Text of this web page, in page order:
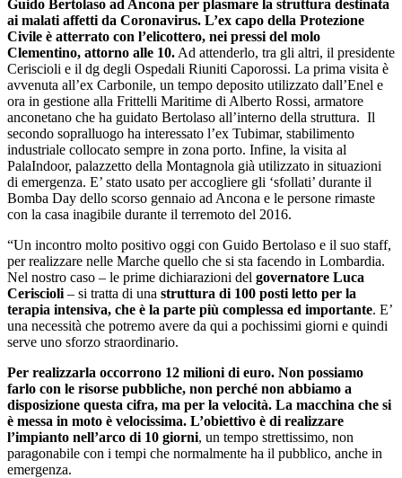
Guido Bertolaso ad Ancona per plasmare la struttura destinata
ai malati affetti da Coronavirus. L’ex capo della Protezione
Civile è atterrato con l’elicottero, nei pressi del molo
Clementino, attorno alle 10. Ad attenderlo, tra gli altri, il presidente
Ceriscioli e il dg degli Ospedali Riuniti Caporossi. La prima visita è
avvenuta all’ex Carbonile, un tempo deposito utilizzato dall’Enel e
ora in gestione alla Frittelli Maritime di Alberto Rossi, armatore
anconetano che ha guidato Bertolaso all’interno della struttura. Il
secondo sopralluogo ha interessato l’ex Tubimar, stabilimento
industriale collocato sempre in zona porto. Infine, la visita al
PalaIndoor, palazzetto della Montagnola già utilizzato in situazioni
di emergenza. E’ stato usato per accogliere gli ‘sfollati’ durante il
Bomba Day dello scorso gennaio ad Ancona e le persone rimaste
con la casa inagibile durante il terremoto del 2016.
“Un incontro molto positivo oggi con Guido Bertolaso e il suo staff,
per realizzare nelle Marche quello che si sta facendo in Lombardia.
Nel nostro caso – le prime dichiarazioni del governatore Luca
Ceriscioli – si tratta di una struttura di 100 posti letto per la
terapia intensiva, che è la parte più complessa ed importante. E’
una necessità che potremo avere da qui a pochissimi giorni e quindi
serve uno sforzo straordinario.
Per realizzarla occorrono 12 milioni di euro. Non possiamo
farlo con le risorse pubbliche, non perché non abbiamo a
disposizione questa cifra, ma per la velocità. La macchina che si
è messa in moto è velocissima. L’obiettivo è di realizzare
l’impianto nell’arco di 10 giorni, un tempo strettissimo, non
paragonabile con i tempi che normalmente ha il pubblico, anche in
emergenza.